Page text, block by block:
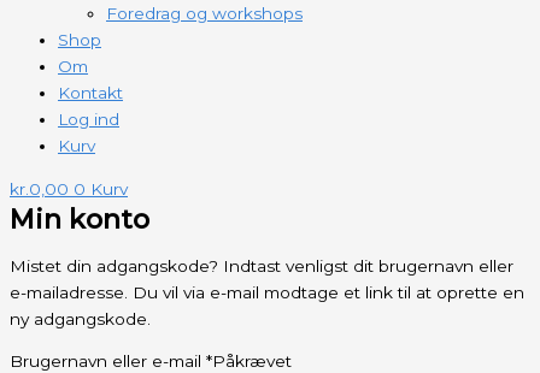
Foredrag og workshops
Shop
Om
Kontakt
Log ind
Kurv
kr. 0,00 0 Kurv
Min konto
Mistet din adgangskode? Indtast venligst dit brugernavn eller
e-mailadresse. Du vil via e-mail modtage et link til at oprette en
ny adgangskode.
Brugernavn eller e-mail *Påkrævet